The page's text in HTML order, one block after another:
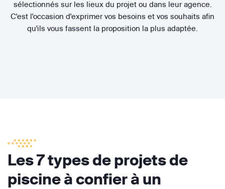
sélectionnés sur les lieux du projet ou dans leur agence.
C'est l'occasion d'exprimer vos besoins et vos souhaits afin
qu'ils vous fassent la proposition la plus adaptée.
Les 7 types de projets de
piscine à confier à un